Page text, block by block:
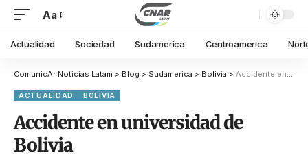
Aa
Actualidad Sociedad Sudamerica Centroamerica
ComunicAr Noticias Latam > Blog > Sudamerica > Bolivia > Accidente en universidad de Bolivia
ACTUALIDAD BOLIVIA
Accidente en universidad de
Bolivia